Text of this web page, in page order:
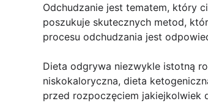
Odchudzanie jest tematem, który
poszukuje skutecznych metod,
procesu odchudzania jest
Dieta odgrywa niezwykle istotną
niskokaloryczna, dieta
przed rozpoczęciem jakiejkolwiek